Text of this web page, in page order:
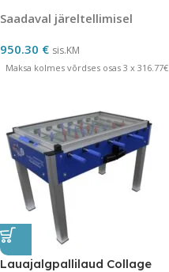
Saadaval järeltellimisel
950.30 € sis.KM
Maksa kolmes võrdses osas 3 x 316.77€
Lauajalgpallilaud Collage